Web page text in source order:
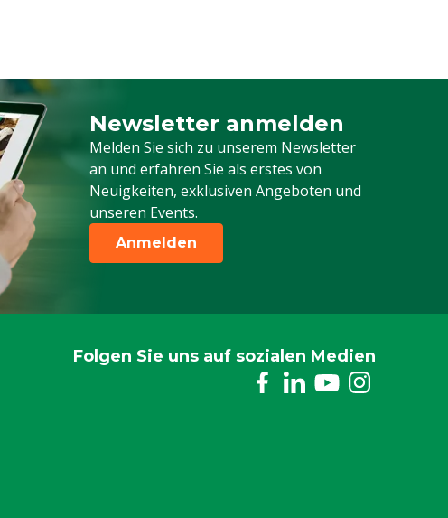
Newsletter anmelden
Melden Sie sich zu unserem Newsletter
an und erfahren Sie als erstes von
Neuigkeiten, exklusiven Angeboten und
unseren Events.
Melden Sie sich für unseren Newsletter
Anmelden
Folgen Sie uns auf sozialen Medien